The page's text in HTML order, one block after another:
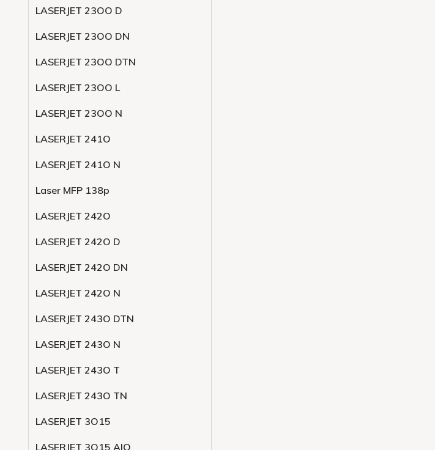
LASERJET 23OO D
LASERJET 23OO DN
LASERJET 23OO DTN
LASERJET 23OO L
LASERJET 23OO N
LASERJET 241O
LASERJET 241O N
Laser MFP 138p
LASERJET 242O
LASERJET 242O D
LASERJET 242O DN
LASERJET 242O N
LASERJET 243O DTN
LASERJET 243O N
LASERJET 243O T
LASERJET 243O TN
LASERJET 3O15
LASERJET 3O15 AIO